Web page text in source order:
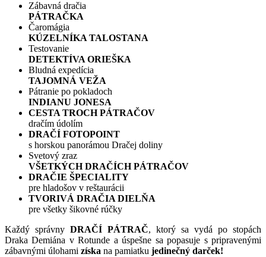
Zábavná dračia
PÁTRAČKA
Čaromágia
KÚZELNÍKA TALOSTANA
Testovanie
DETEKTÍVA ORIEŠKA
Bludná expedícia
TAJOMNÁ VEŽA
Pátranie po pokladoch
INDIANU JONESA
CESTA TROCH PÁTRAČOV
dračím údolím
DRAČÍ FOTOPOINT
s horskou panorámou Dračej doliny
Svetový zraz
VŠETKÝCH DRAČÍCH PÁTRAČOV
DRAČIE ŠPECIALITY
pre hladošov v reštaurácii
TVORIVÁ DRAČIA DIELŇA
pre všetky šikovné rúčky
Každý správny DRAČÍ PÁTRAČ, ktorý sa vydá po stopách
Draka Demiána v Rotunde a úspešne sa popasuje s pripravenými
zábavnými úlohami získa na pamiatku jedinečný darček!